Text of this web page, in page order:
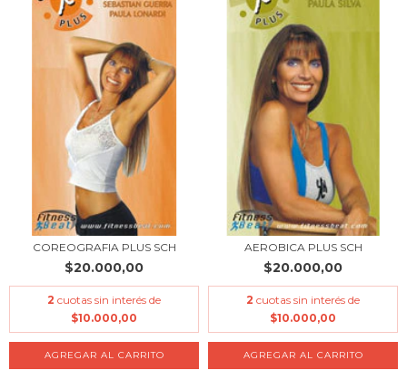
COREOGRAFIA PLUS SCH
$20.000,00
2 cuotas sin interés de
$10.000,00
AEROBICA PLUS SCH
$20.000,00
2 cuotas sin interés de
$10.000,00